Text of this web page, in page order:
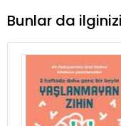
Bunlar da